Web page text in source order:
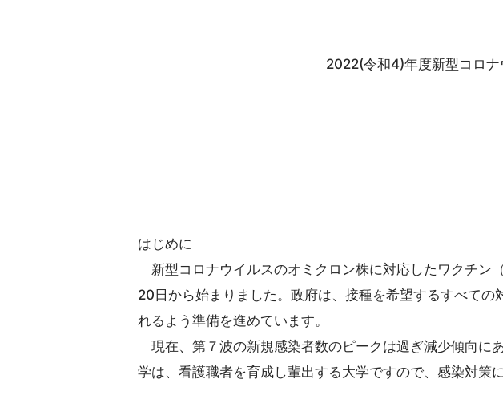
2022(令和4)年度新型コロ
はじめに
新型コロナウイルスのオミクロン株に対応したワクチン
20日から始まりました。政府は、接種を希望するすべての
れるよう準備を進めています。
現在、第７波の新規感染者数のピークは過ぎ減少傾向に
学は、看護職者を育成し輩出する大学ですので、感染対策